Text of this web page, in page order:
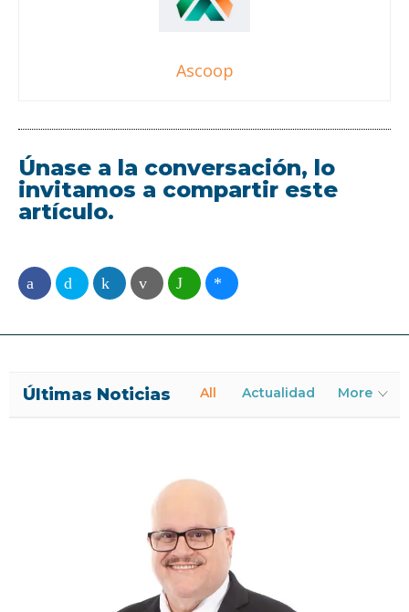
Ascoop
Únase a la conversación, lo
invitamos a compartir este
artículo.
Últimas Noticias All Actualidad More